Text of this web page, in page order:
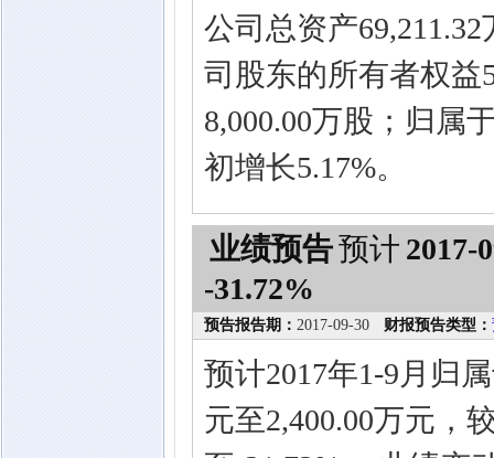
公司总资产
司股东的所有者权益
8,000.00万股；归属
初增长5.17%。
业绩预告预计 2017-
-31.72%
预告报告期： 2017-09-30 财报预告类型：
预计2017年1-9月归
元至2,400.00万元，